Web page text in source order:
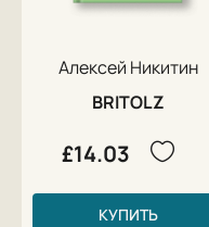
Алексей Никитин
BRITOLZ
£14.03
КУПИТЬ